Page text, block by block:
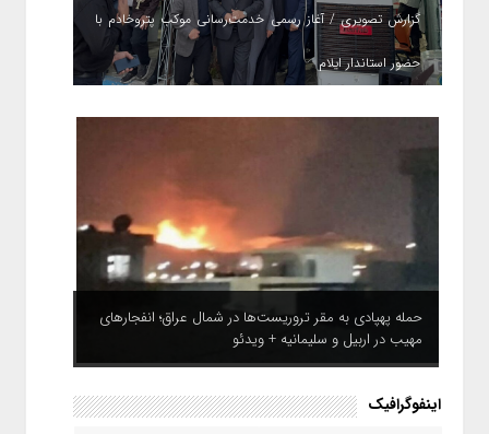
گزارش تصویری / آغاز رسمی خدمت‌رسانی موکب پتروخادم با
حضور استاندار ایلام
حمله پهپادی به مقر تروریست‌ها در شمال عراق؛ انفجارهای
مهیب در اربیل و سلیمانیه + ویدئو
اینفوگرافیک